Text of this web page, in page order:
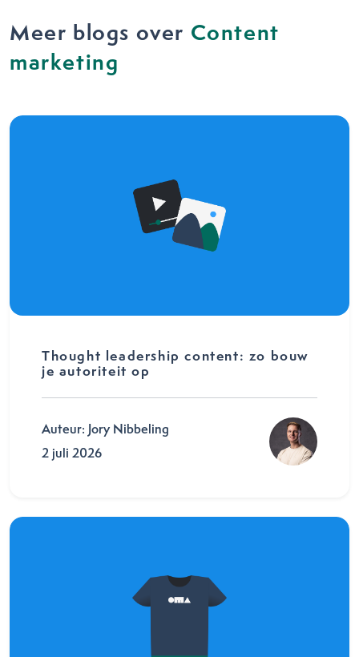
Meer blogs over Content
marketing
Thought leadership content: zo bouw
je autoriteit op
Auteur: Jory Nibbeling
2 juli 2026